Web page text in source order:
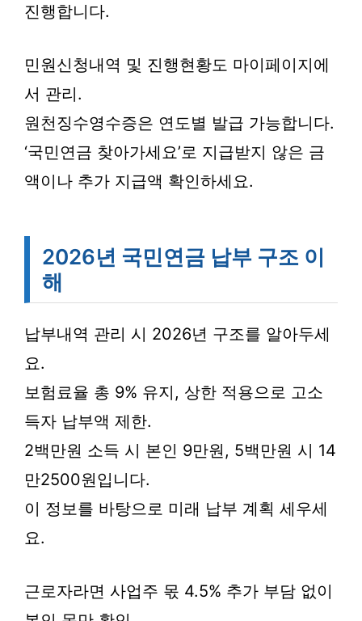
진행합니다.
민원신청내역 및 진행현황도 마이페이지에
서 관리.
원천징수영수증은 연도별 발급 가능합니다.
‘국민연금 찾아가세요’로 지급받지 않은 금
액이나 추가 지급액 확인하세요.
2026년 국민연금 납부 구조 이
해
납부내역 관리 시 2026년 구조를 알아두세
요.
보험료율 총 9% 유지, 상한 적용으로 고소
득자 납부액 제한.
2백만원 소득 시 본인 9만원, 5백만원 시 14
만2500원입니다.
이 정보를 바탕으로 미래 납부 계획 세우세
요.
근로자라면 사업주 몫 4.5% 추가 부담 없이